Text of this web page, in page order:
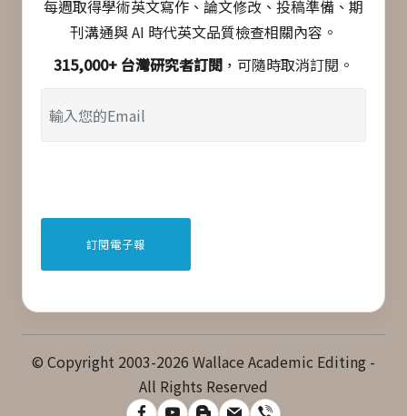
每週取得學術英文寫作、論文修改、投稿準備、期
刊溝通與 AI 時代英文品質檢查相關內容。
315,000+ 台灣研究者訂閱 ，可隨時取消訂閱。
© Copyright 2003-2026 Wallace Academic Editing -
All Rights Reserved